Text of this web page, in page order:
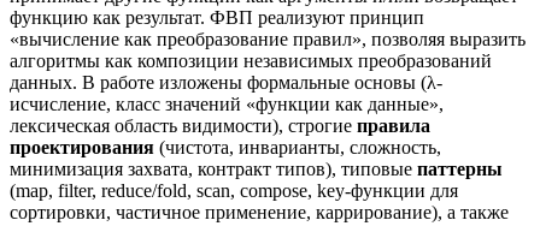
функцию как результат. ФВП реализуют принцип
«вычисление как преобразование правил», позволяя выразить
алгоритмы как композиции независимых преобразований
данных. В работе изложены формальные основы (λ-
исчисление, класс значений «функции как данные»,
лексическая область видимости), строгие правила
проектирования (чистота, инварианты, сложность,
минимизация захвата, контракт типов), типовые паттерны
(map, filter, reduce/fold, scan, compose, key-функции для
сортировки, частичное применение, каррирование), а также